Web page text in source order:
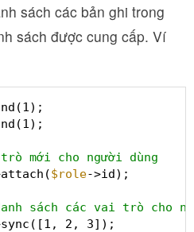
sách các bản ghi trong
sách được cung cấp. Ví
mới cho người dùng
$role->id);
sách các vai trò cho
2, 3]);